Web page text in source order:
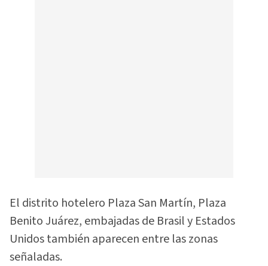
El distrito hotelero Plaza San Martín, Plaza
Benito Juárez, embajadas de Brasil y Estados
Unidos también aparecen entre las zonas
señaladas.